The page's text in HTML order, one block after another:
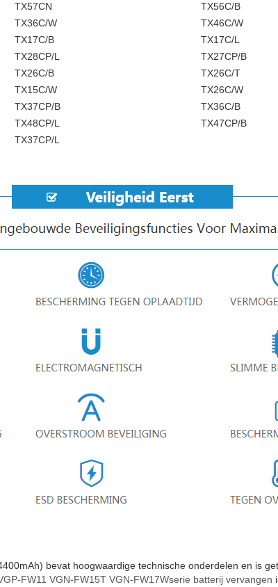
TX57CN
TX56C/B
TX36C/W
TX46C/W
TX17C/B
TX17C/L
TX28CP/L
TX27CP/B
TX26C/B
TX26C/T
TX15C/W
TX26C/W
TX37CP/B
TX36C/B
TX48CP/L
TX47CP/B
TX37CP/L
bevat hoogwaardige technische onderdelen en is
FW11 VGN-FW15T VGN-FW17Wserie batterij vervangen